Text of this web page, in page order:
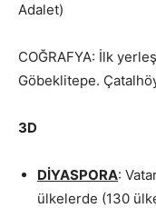
Adalet)
COĞRAFYA: İlk
Göbeklitepe.
3D
DİYASPORA:
ülkelerde (130